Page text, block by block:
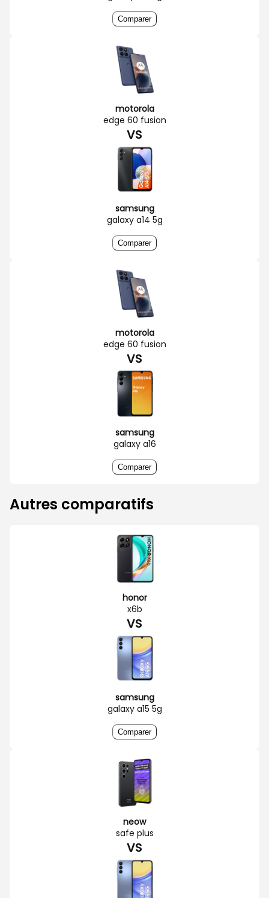
Comparer
motorola
edge 60 fusion
VS
samsung
galaxy a14 5g
Comparer
motorola
edge 60 fusion
VS
samsung
galaxy a16
Comparer
Autres comparatifs
honor
x6b
VS
samsung
galaxy a15 5g
Comparer
neow
safe plus
VS